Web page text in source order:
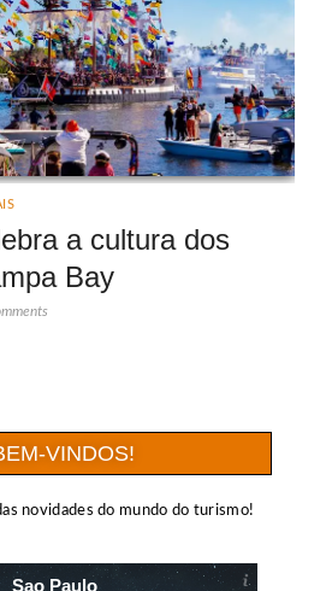
a cultura dos
Bay
VINDOS!
novidades do mundo do turismo!
Sao Paulo